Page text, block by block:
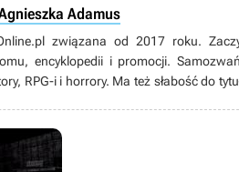
Adamus
związana od 2017 roku.
encyklopedii i promocji.
RPG-i i horrory. Ma też słabość do
który od dzieciństwa uwielbia